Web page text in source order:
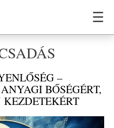
☰
–
BŐSÉGÉRT,
KEZDETEKÉRT